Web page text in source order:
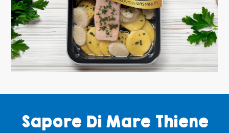
Sapore Di Mare Thiene